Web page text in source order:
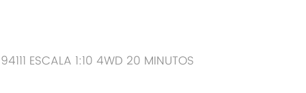
ESCALA 1:10 4WD 20 MINUTOS